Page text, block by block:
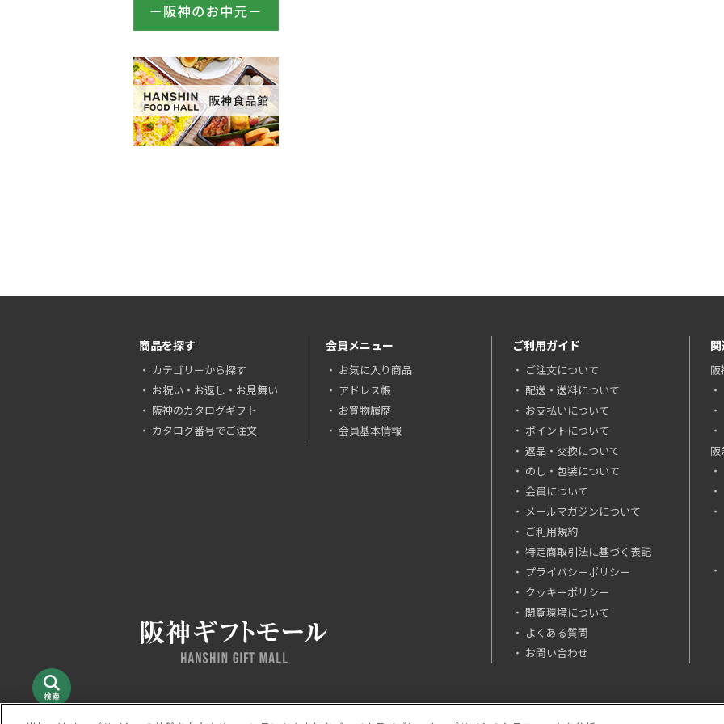
商品を探す
カテゴリーから探す
お祝い・お返し・お見舞い
阪神のカタログギフト
カタログ番号でご注文
会員メニュー
お気に入り商品
アドレス帳
お買物履歴
会員基本情報
ご利用ガイド
ご注文について
配送・送料について
お支払いについて
ポイントについて
返品・交換について
のし・包装について
会員について
メールマガジンについて
ご利用規約
特定商取引法に基づく表記
プライバシーポリシー
クッキーポリシー
閲覧環境について
よくある質問
お問い合わせ
阪
阪